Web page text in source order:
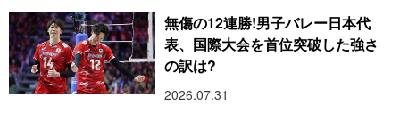
無傷の12連勝!男子バレー日本代
表、国際大会を首位突破した強さ
の訳は?
2026.07.31